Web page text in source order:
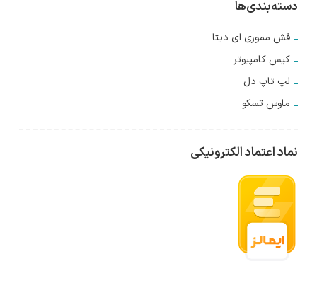
دسته‌بندی‌ها
فش مموری ای دیتا
کیس کامپیوتر
لپ تاپ دل
ماوس تسکو
نماد اعتماد الکترونیکی